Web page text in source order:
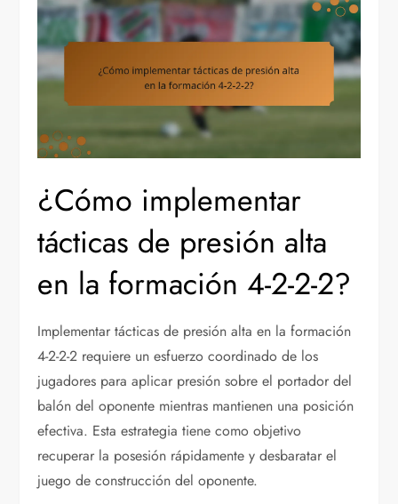
¿Cómo implementar
tácticas de presión alta
en la formación 4-2-2-2?
Implementar tácticas de presión alta en la formación
4-2-2-2 requiere un esfuerzo coordinado de los
jugadores para aplicar presión sobre el portador del
balón del oponente mientras mantienen una posición
efectiva. Esta estrategia tiene como objetivo
recuperar la posesión rápidamente y desbaratar el
juego de construcción del oponente.